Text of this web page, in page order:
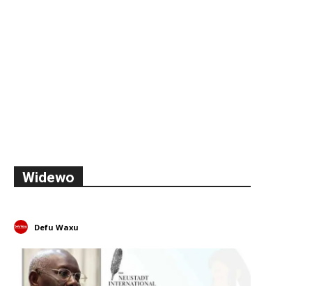
Widewo
Defu Waxu